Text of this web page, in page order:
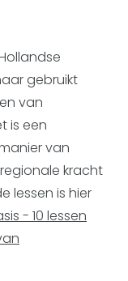
gebruikt
van
is een
van
kracht
lessen is hier
- 10 lessen